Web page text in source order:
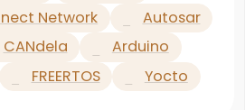
Network
Autosar
CANdela
Arduino
FREERTOS Yocto